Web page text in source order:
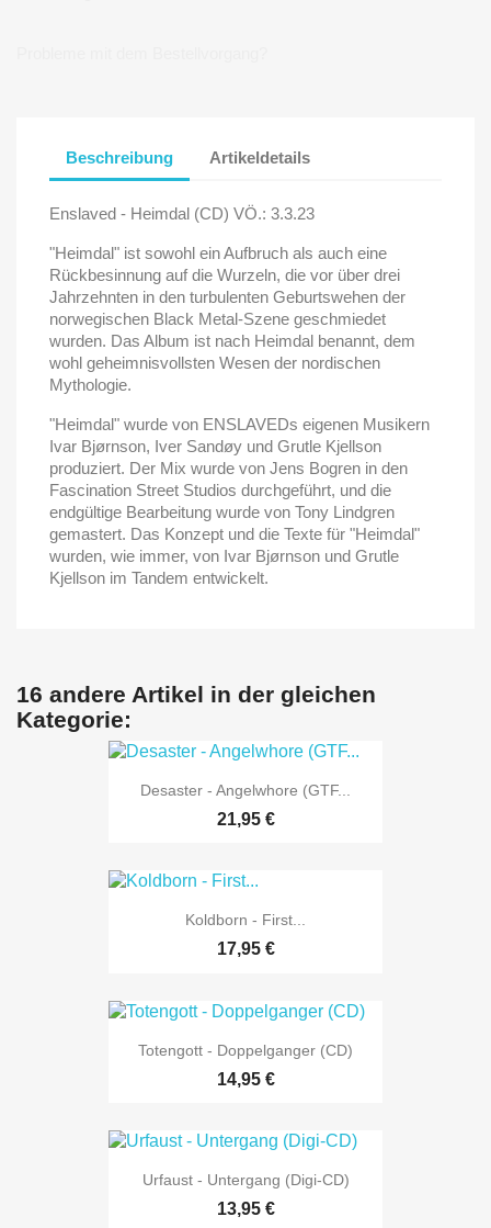
Beschreibung Artikeldetails
Enslaved - Heimdal (CD) VÖ.: 3.3.23
"Heimdal" ist sowohl ein Aufbruch als auch eine
Rückbesinnung auf die Wurzeln, die vor über drei
Jahrzehnten in den turbulenten Geburtswehen der
norwegischen Black Metal-Szene geschmiedet
wurden. Das Album ist nach Heimdal benannt, dem
wohl geheimnisvollsten Wesen der nordischen
Mythologie.
"Heimdal" wurde von ENSLAVEDs eigenen Musikern
Ivar Bjørnson, Iver Sandøy und Grutle Kjellson
produziert. Der Mix wurde von Jens Bogren in den
Fascination Street Studios durchgeführt, und die
endgültige Bearbeitung wurde von Tony Lindgren
gemastert. Das Konzept und die Texte für "Heimdal"
wurden, wie immer, von Ivar Bjørnson und Grutle
Kjellson im Tandem entwickelt.
16 andere Artikel in der gleichen
Kategorie:
Desaster - Angelwhore (GTF...
21,95 €
Koldborn - First...
17,95 €
Totengott - Doppelganger (CD)
14,95 €
Urfaust - Untergang (Digi-CD)
13,95 €